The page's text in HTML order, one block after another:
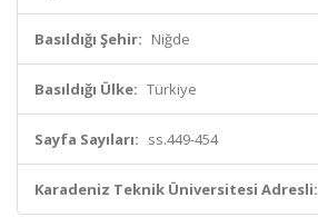
Basıldığı Şehir: Niğde
Basıldığı Ülke: Türkiye
Sayfa Sayıları: ss.449-454
Karadeniz Teknik Üniversitesi Adresli: